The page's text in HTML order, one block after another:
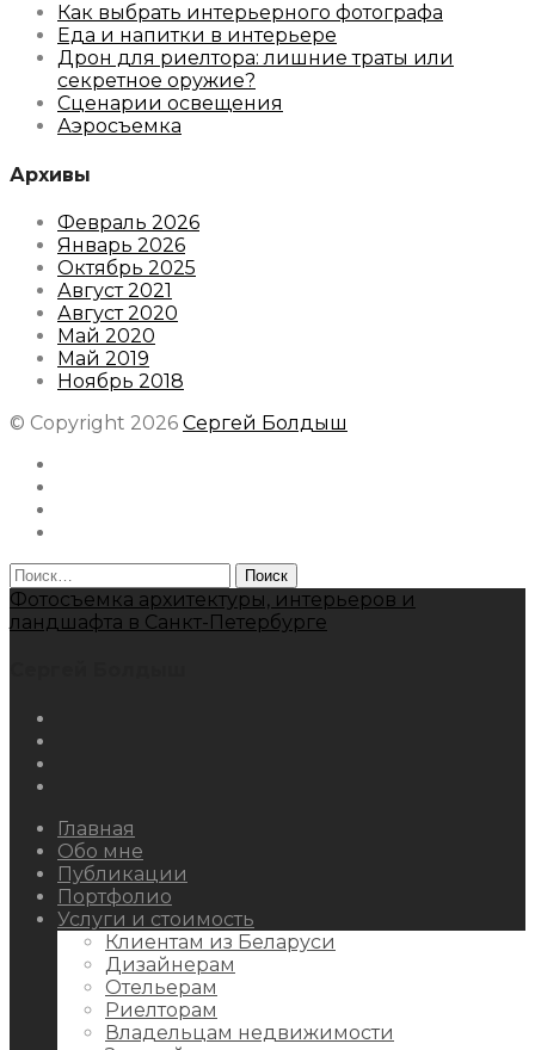
Как выбрать интерьерного фотографа
Еда и напитки в интерьере
Дрон для риелтора: лишние траты или
секретное оружие?
Сценарии освещения
Аэросъемка
Архивы
Февраль 2026
Январь 2026
Октябрь 2025
Август 2021
Август 2020
Май 2020
Май 2019
Ноябрь 2018
© Copyright 2026 Сергей Болдыш
Найти:
Фотосъемка архитектуры, интерьеров и
ландшафта в Санкт-Петербурге
Главная
Обо мне
Публикации
Портфолио
Услуги и стоимость
Клиентам из Беларуси
Дизайнерам
Отельерам
Риелторам
Владельцам недвижимости